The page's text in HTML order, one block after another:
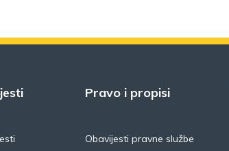
Pravo i propisi
Obavijesti pravne službe